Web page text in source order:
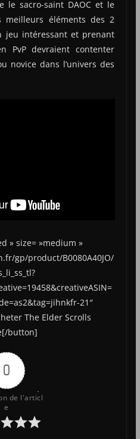
le sacro-saint DAOC et le
meilleurs éléments des 2
jeu intéressant et prenant
PvP devraient contenter
novice dans l’univers des
» size= »medium »
gp/product/B0080A40JO/
21″
The Elder Scrolls
button]
0
de l'articl
e